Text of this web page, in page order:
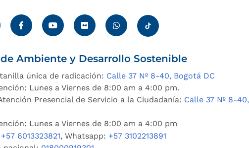
Ambiente y Desarrollo Sostenible
única de radicación: Calle 37 Nº 8-40, Bogotá DC
Lunes a Viernes de 8:00 am a 4:00 pm.
Presencial de Servicio a la Ciudadanía: Calle 37 Nº 8-40,
Lunes a Viernes de 8:00 am a 4:00 pm
+57 6013323821, Whatsapp: +57 3102213891